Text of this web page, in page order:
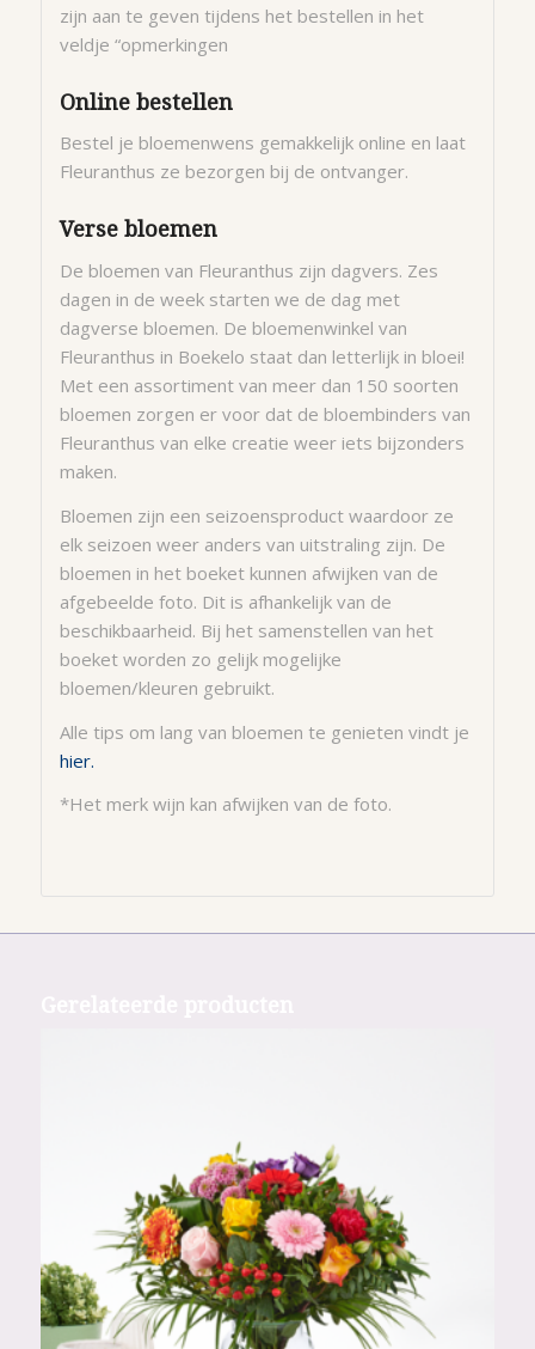
zijn aan te geven tijdens het bestellen in het
veldje “opmerkingen
Online bestellen
Bestel je bloemenwens gemakkelijk online en laat
Fleuranthus ze bezorgen bij de ontvanger.
Verse bloemen
De bloemen van Fleuranthus zijn dagvers. Zes
dagen in de week starten we de dag met
dagverse bloemen. De bloemenwinkel van
Fleuranthus in Boekelo staat dan letterlijk in bloei!
Met een assortiment van meer dan 150 soorten
bloemen zorgen er voor dat de bloembinders van
Fleuranthus van elke creatie weer iets bijzonders
maken.
Bloemen zijn een seizoensproduct waardoor ze
elk seizoen weer anders van uitstraling zijn. De
bloemen in het boeket kunnen afwijken van de
afgebeelde foto. Dit is afhankelijk van de
beschikbaarheid. Bij het samenstellen van het
boeket worden zo gelijk mogelijke
bloemen/kleuren gebruikt.
Alle tips om lang van bloemen te genieten vindt je
hier.
*Het merk wijn kan afwijken van de foto.